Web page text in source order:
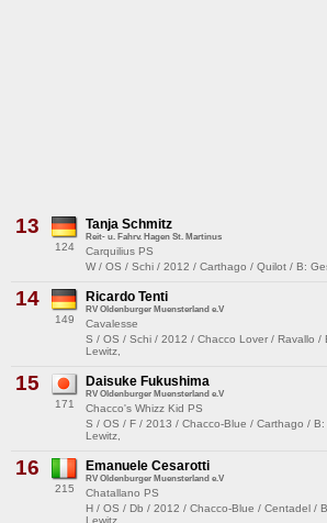
13
124
Tanja Schmitz
Reit- u. Fahrv. Hagen St. Martinus
Carquilius PS
W / OS / Schi / 2012 / Carthago / Quilot / B:
14
149
Ricardo Tenti
RV Oldenburger Muensterland e.V
Cavalesse
S / OS / Schi / 2012 / Chacco Lover / Ravallo /
Lewitz,
15
171
Daisuke Fukushima
RV Oldenburger Muensterland e.V
Chacco's Whizz Kid PS
S / OS / F / 2013 / Chacco-Blue / Carthago /
Lewitz,
16
215
Emanuele Cesarotti
RV Oldenburger Muensterland e.V
Chatallano PS
H / OS / Db / 2012 / Chacco-Blue / Centadel /
Lewitz,